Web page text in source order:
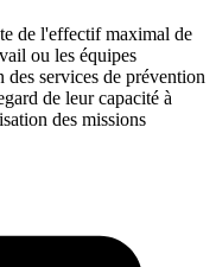
de l'effectif maximal de
ou les équipes
services de prévention
de leur capacité à
des missions